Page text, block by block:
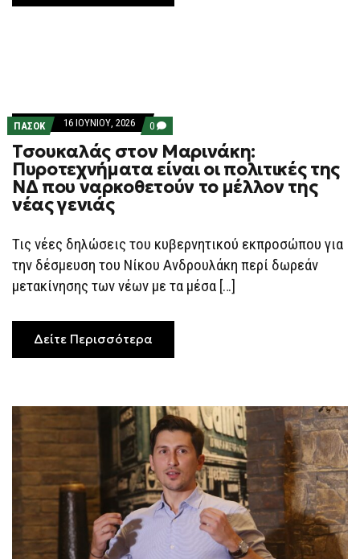
ΠΑΣΟΚ 16 ΙΟΥΝΊΟΥ, 2026 0 COMMENTS
ON
ΤΣΟΥΚΑΛΆΣ
ΣΤΟΝ
ΜΑΡΙΝΆΚΗ:
ΠΥΡΟΤΕΧΝΉΜΑΤΑ
ΝΔ
ΠΟΥ
ΝΑΡΚΟΘΕΤΟΎΝ
ΤΟ
ΜΈΛΛΟΝ
ΝΈΑΣ
Τσουκαλάς στον Μαρινάκη:
Πυροτεχνήματα είναι οι πολιτικές της
ΝΔ που ναρκοθετούν το μέλλον της
νέας γενιάς
Τις νέες δηλώσεις του κυβερνητικού εκπροσώπου για
την δέσμευση του Νίκου Ανδρουλάκη περί δωρεάν
μετακίνησης των νέων με τα μέσα […]
Δείτε Περισσότερα